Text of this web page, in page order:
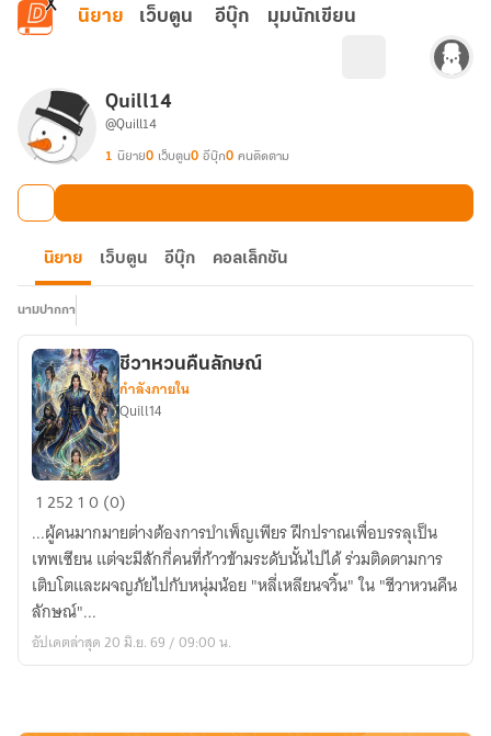
ข้ามไปยังเนื้อหาหลัก
นิยาย เว็บตูน อีบุ๊ก มุมนักเขียน
Quill14
@Quill14
1 นิยาย0 เว็บตูน0 อีบุ๊ก0 คนติดตาม
นิยาย เว็บตูน อีบุ๊ก คอลเล็กชัน
นามปากกา
ชีวา
หวน
คืน
ลักษณ์
ชีวาหวนคืนลักษณ์
กำลังภายใน
Quill14
1252 10 (0)
...ผู้คนมากมายต่างต้องการบำเพ็ญเพียร ฝึกปราณเพื่อบรรลุเป็น
เทพเซียน แต่จะมีสักกี่คนที่ก้าวข้ามระดับนั้นไปได้ ร่วมติดตามการ
เติบโตและผจญภัยไปกับหนุ่มน้อย "หลี่เหลียนจวิ้น" ใน "ชีวาหวนคืน
ลักษณ์"...
อัปเดตล่าสุด 20 มิ.ย. 69 / 09:00 น.